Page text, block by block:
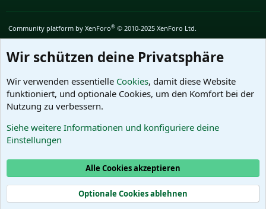
Community platform by XenForo® © 2010-2025 XenForo Ltd.
Wir schützen deine Privatsphäre
Wir verwenden essentielle Cookies, damit diese Website
funktioniert, und optionale Cookies, um den Komfort bei der
Nutzung zu verbessern.
Siehe weitere Informationen und konfiguriere deine
Einstellungen
Alle Cookies akzeptieren
Optionale Cookies ablehnen